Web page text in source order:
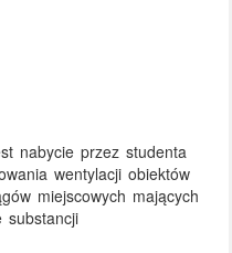
nabycie przez studenta
wentylacji obiektów
miejscowych mających
substancji